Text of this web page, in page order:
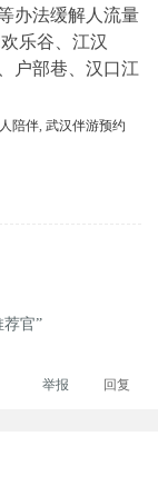
办法缓解人流量
乐谷、江汉
户部巷、汉口江
陪伴, 武汉伴游预约
官”
回复
举报